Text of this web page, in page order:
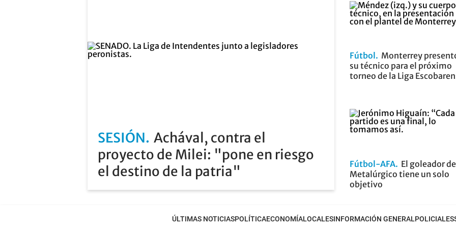
SESIÓN Achával, contra el
proyecto de Milei: "pone en riesgo
el destino de la patria"
Fútbol
Monterrey
su técnico para el próximo
torneo de la Liga
Fútbol-AFA El goleador de
Metalúrgico tiene un solo
objetivo
ÚLTIMAS NOTICIASPOLÍTICAECONOMÍALOCALESINFORMACIÓN GENERALPOLICIALES